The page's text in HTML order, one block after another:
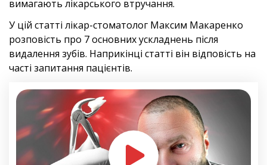
EN
UA RU EN
вимагають лікарського втручання.
У цій статті лікар-стоматолог Максим Макаренко
розповість про 7 основних ускладнень після
видалення зубів. Наприкінці статті він відповість на
часті запитання пацієнтів.